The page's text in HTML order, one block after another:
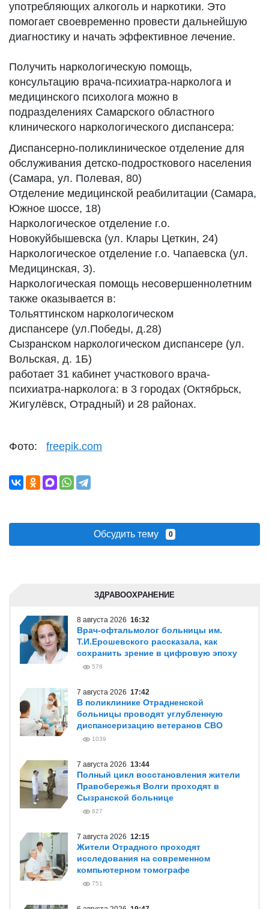
употребляющих алкоголь и наркотики. Это
помогает своевременно провести дальнейшую
диагностику и начать эффективное лечение.
Получить наркологическую помощь,
консультацию врача-психиатра-нарколога и
медицинского психолога можно в
подразделениях Самарского областного
клинического наркологического диспансера:
Диспансерно-поликлиническое отделение для
обслуживания детско-подросткового населения
(Самара, ул. Полевая, 80)
Отделение медицинской реабилитации (Самара,
Южное шоссе, 18)
Наркологическое отделение г.о.
Новокуйбышевска (ул. Клары Цеткин, 24)
Наркологическое отделение г.о. Чапаевска (ул.
Медицинская, 3).
Наркологическая помощь несовершеннолетним
также оказывается в:
Тольяттинском наркологическом
диспансере (ул.Победы, д.28)
Сызранском наркологическом диспансере (ул.
Вольская, д. 1Б)
работает 31 кабинет участкового врача-
психиатра-нарколога: в 3 городах (Октябрьск,
Жигулёвск, Отрадный) и 28 районах.
Фото: freepik.com
Обсудить тему 0
ЗДРАВООХРАНЕНИЕ
8 августа 2026 16:32
Врач-офтальмолог больницы им.
Т.И.Ерошевского рассказала, как
сохранить зрение в цифровую эпоху
578
7 августа 2026 17:42
В поликлинике Отрадненской
больницы проводят углубленную
диспансеризацию ветеранов СВО
1039
7 августа 2026 13:44
Полный цикл восстановления жители
Правобережья Волги проходят в
Сызранской больнице
827
7 августа 2026 12:15
Жители Отрадного проходят
исследования на современном
компьютерном томографе
751